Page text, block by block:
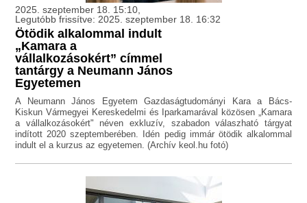
2025. szeptember 18. 15:10,
Legutóbb frissítve: 2025. szeptember 18. 16:32
Ötödik alkalommal indult
„Kamara a
vállalkozásokért” címmel
tantárgy a Neumann János
Egyetemen
A Neumann János Egyetem Gazdaságtudományi Kara a Bács-
Kiskun Vármegyei Kereskedelmi és Iparkamarával közösen „Kamara
a vállalkozásokért" néven exkluzív, szabadon válaszható tárgyat
indított 2020 szeptemberében. Idén pedig immár ötödik alkalommal
indult el a kurzus az egyetemen. (Archív keol.hu fotó)